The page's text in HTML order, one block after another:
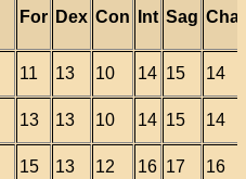
For Dex Con Int Sag Cha
11 13 10 14 15 14
13 13 10 14 15 14
15 13 12 16 17 16